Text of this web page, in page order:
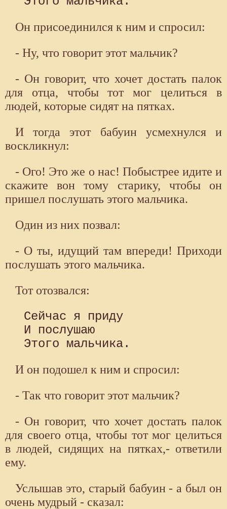
Он присоединился к ним и спросил:
- Ну, что говорит этот мальчик?
- Он говорит, что хочет достать палок
для отца, чтобы тот мог целиться в
людей, которые сидят на пятках.
И тогда этот бабуин усмехнулся и
воскликнул:
- Ого! Это же о нас! Побыстрее идите и
скажите вон тому старику, чтобы он
пришел послушать этого мальчика.
Один из них позвал:
- О ты, идущий там впереди! Приходи
послушать этого мальчика.
Тот отозвался:
Сейчас я приду
И послушаю
И он подошел к ним и спросил:
- Так что говорит этот мальчик?
- Он говорит, что хочет достать палок
для своего отца, чтобы тот мог целиться
в людей, сидящих на пятках,- ответили
ему.
Услышав это, старый бабуин - а был он
очень мудрый - сказал: